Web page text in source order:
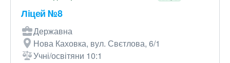
Ліцей №8
Державна
Нова Каховка, вул. Свєтлова, 6/1
Учні/освітяни 10:1